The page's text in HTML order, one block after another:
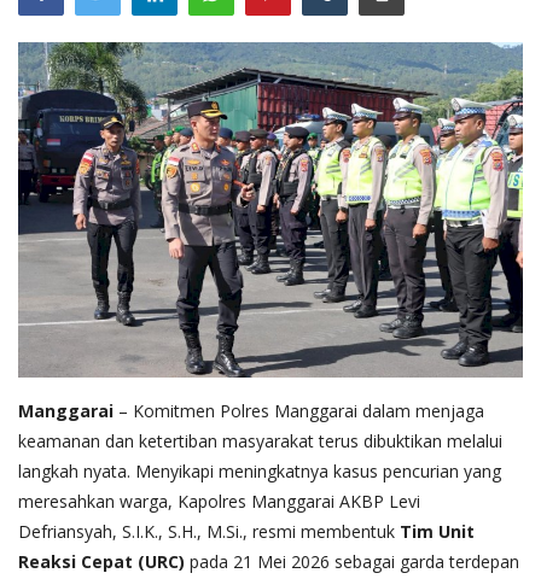
Polisi Kita
Mitra Polisi
Giat Ops
Link Polda NTT
Manggarai – Komitmen Polres Manggarai dalam menjaga
keamanan dan ketertiban masyarakat terus dibuktikan melalui
langkah nyata. Menyikapi meningkatnya kasus pencurian yang
meresahkan warga, Kapolres Manggarai AKBP Levi
Defriansyah, S.I.K., S.H., M.Si., resmi membentuk Tim Unit
Reaksi Cepat (URC) pada 21 Mei 2026 sebagai garda terdepan